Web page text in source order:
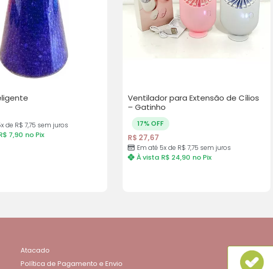
de R$ 7,75 sem juros
7,90 no Pix
Ventilador para Extensão de Cílios
– Gatinho
17% OFF
R$ 27,67
Em até 5x de R$ 7,75 sem juros
À vista R$ 24,90 no Pix
Atacado
Política de Pagamento e Envio